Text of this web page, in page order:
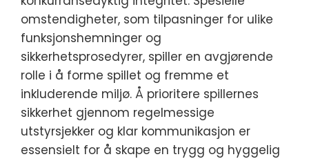
omstendigheter, som tilpasninger for ulike
funksjonshemninger og
sikkerhetsprosedyrer, spiller en avgjørende
rolle i å forme spillet og fremme et
inkluderende miljø. Å prioritere spillernes
sikkerhet gjennom regelmessige
utstyrsjekker og klar kommunikasjon er
essensielt for å skape en trygg og hyggelig